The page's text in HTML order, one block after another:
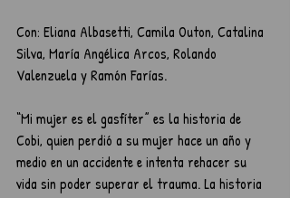
Con: Eliana Albasetti, Camila Outon, Catalina
Silva, María Angélica Arcos, Rolando
Valenzuela y Ramón Farías.
“Mi mujer es el gasfíter” es la historia de
Cobi, quien perdió a su mujer hace un año y
medio en un accidente e intenta rehacer su
vida sin poder superar el trauma. La historia